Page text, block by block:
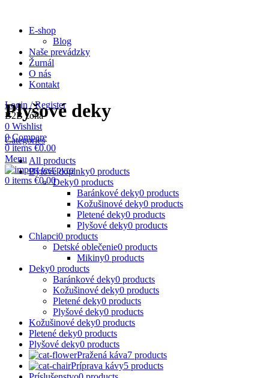
E-shop
Blog
Naše prevádzky
Žurnál
O nás
Kontakt
Login / Register
B2B zóna
0 Wishlist
0 Compare
0items €0.00
Menu
0 items €0.00
Plyšové deky
Categories
All products
Bytové doplnky0 products
Deky0 products
Baránkové deky0 products
Kožušinové deky0 products
Pletené deky0 products
Plyšové deky0 products
Chlapci0 products
Detské oblečenie0 products
Mikiny0 products
Deky0 products
Baránkové deky0 products
Kožušinové deky0 products
Pletené deky0 products
Plyšové deky0 products
Kožušinové deky0 products
Pletené deky0 products
Plyšové deky0 products
Pražená káva7 products
Príprava kávy5 products